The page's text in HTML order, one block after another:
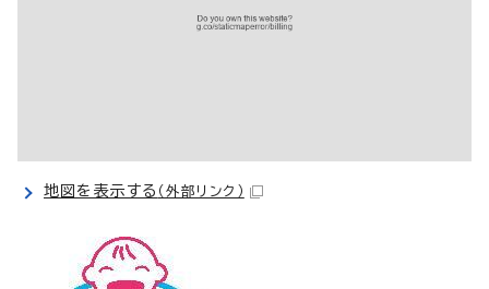
地図を表示する （外部リンク）